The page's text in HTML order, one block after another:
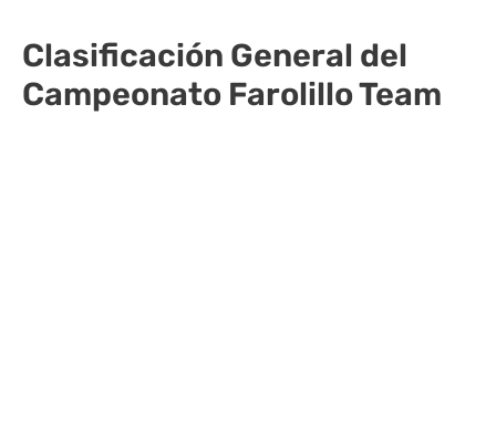
Clasificación General del
Campeonato Farolillo Team